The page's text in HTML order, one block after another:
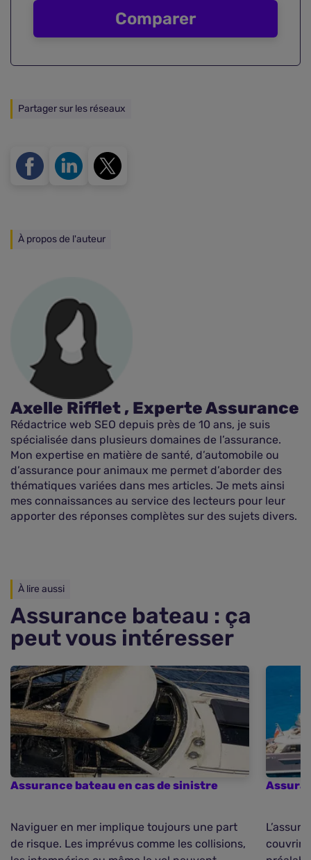
Comparer
Partager sur les réseaux
À propos de l'auteur
Axelle Rifflet , Experte Assurance
Rédactrice web SEO depuis près de 10 ans, je suis
spécialisée dans plusieurs domaines de l’assurance.
Mon expertise en matière de santé, d’automobile ou
d’assurance pour animaux me permet d’aborder des
thématiques variées dans mes articles. Je mets ainsi
mes connaissances au service des lecteurs pour leur
apporter des réponses complètes sur des sujets divers.
À lire aussi
Assurance bateau : ça
peut vous intéresser
Assurance bateau en cas de sinistre
Naviguer en mer implique toujours une part
de risque. Les imprévus comme les collisions,
couvrir